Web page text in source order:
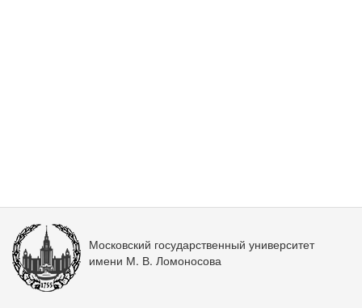
Московский государственный университет
имени М. В. Ломоносова